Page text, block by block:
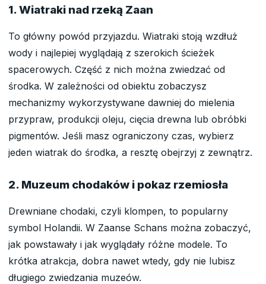
1. Wiatraki nad rzeką Zaan
To główny powód przyjazdu. Wiatraki stoją wzdłuż
wody i najlepiej wyglądają z szerokich ścieżek
spacerowych. Część z nich można zwiedzać od
środka. W zależności od obiektu zobaczysz
mechanizmy wykorzystywane dawniej do mielenia
przypraw, produkcji oleju, cięcia drewna lub obróbki
pigmentów. Jeśli masz ograniczony czas, wybierz
jeden wiatrak do środka, a resztę obejrzyj z zewnątrz.
2. Muzeum chodaków i pokaz rzemiosła
Drewniane chodaki, czyli klompen, to popularny
symbol Holandii. W Zaanse Schans można zobaczyć,
jak powstawały i jak wyglądały różne modele. To
krótka atrakcja, dobra nawet wtedy, gdy nie lubisz
długiego zwiedzania muzeów.